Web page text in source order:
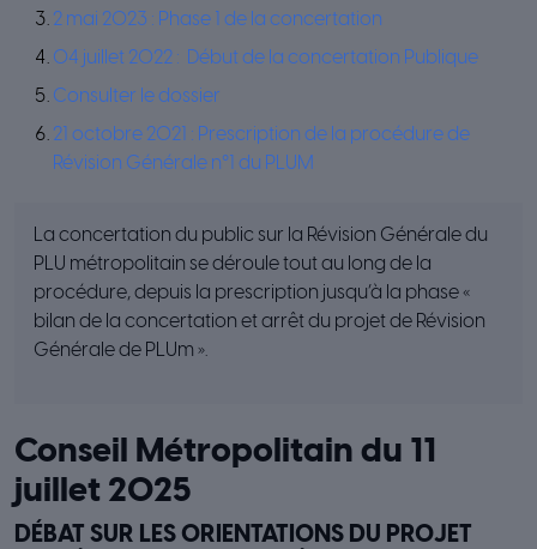
2 mai 2023 : Phase 1 de la concertation
04 juillet 2022 : Début de la concertation Publique
Consulter le dossier
21 octobre 2021 : Prescription de la procédure de
Révision Générale n°1 du PLUM
La concertation du public sur la Révision Générale du
PLU métropolitain se déroule tout au long de la
procédure, depuis la prescription jusqu’à la phase «
bilan de la concertation et arrêt du projet de Révision
Générale de PLUm ».
Conseil Métropolitain du 11
juillet 2025
DÉBAT SUR LES ORIENTATIONS DU PROJET